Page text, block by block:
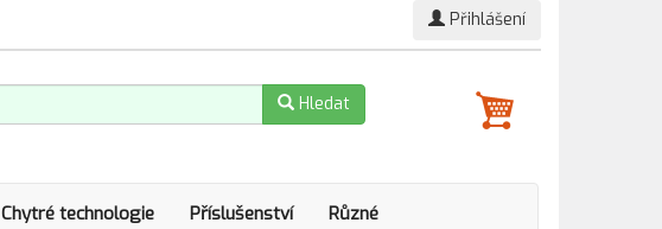
Přihlášení
Hledat
Chytré technologie Příslušenství Různé